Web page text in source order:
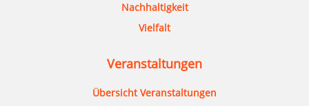
Nachhaltigkeit
Vielfalt
Veranstaltungen
Übersicht Veranstaltungen